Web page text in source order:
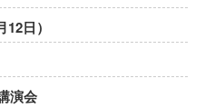
日）
演会